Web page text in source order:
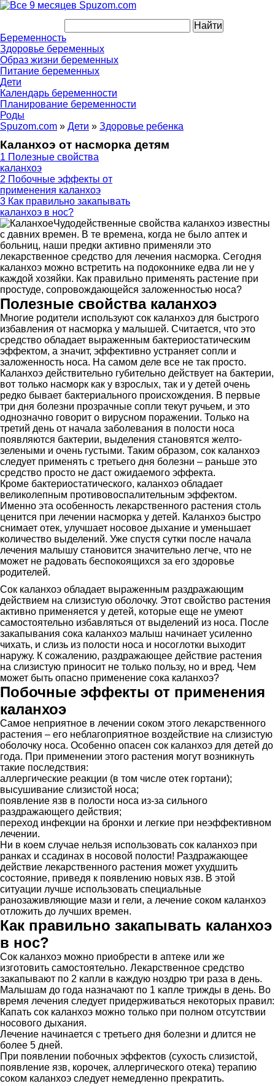
Беременность
Здоровье беременных
Образ жизни беременных
Питание беременных
Дети
Календарь беременности
Планирование беременности
Роды
Spuzom.com » Дети » Здоровье ребенка
Каланхоэ от насморка детям
1 Полезные свойства
каланхоэ
2 Побочные эффекты от
применения каланхоэ
3 Как правильно закапывать
каланхоэ в нос?
Чудодейственные свойства каланхоэ известны
с давних времен. В те времена, когда не было аптек и
больниц, наши предки активно применяли это
лекарственное средство для лечения насморка. Сегодня
каланхоэ можно встретить на подоконнике едва ли не у
каждой хозяйки. Как правильно применять растение при
простуде, сопровождающейся заложенностью носа?
Полезные свойства каланхоэ
Многие родители используют сок каланхоэ для быстрого
избавления от насморка у малышей. Считается, что это
средство обладает выраженным бактериостатическим
эффектом, а значит, эффективно устраняет сопли и
заложенность носа. На самом деле все не так просто.
Каланхоэ действительно губительно действует на бактерии,
вот только насморк как у взрослых, так и у детей очень
редко бывает бактериального происхождения. В первые
три дня болезни прозрачные сопли текут ручьем, и это
однозначно говорит о вирусном поражении. Только на
третий день от начала заболевания в полости носа
появляются бактерии, выделения становятся желто-
зелеными и очень густыми. Таким образом, сок каланхоэ
следует применять с третьего дня болезни – раньше это
средство просто не даст ожидаемого эффекта.
Кроме бактериостатического, каланхоэ обладает
великолепным противовоспалительным эффектом.
Именно эта особенность лекарственного растения столь
ценится при лечении насморка у детей. Каланхоэ быстро
снимает отек, улучшает носовое дыхание и уменьшает
количество выделений. Уже спустя сутки после начала
лечения малышу становится значительно легче, что не
может не радовать беспокоящихся за его здоровье
родителей.
Сок каланхоэ обладает выраженным раздражающим
действием на слизистую оболочку. Этот свойство растения
активно применяется у детей, которые еще не умеют
самостоятельно избавляться от выделений из носа. После
закапывания сока каланхоэ малыш начинает усиленно
чихать, и слизь из полости носа и носоглотки выходит
наружу. К сожалению, раздражающее действие растения
на слизистую приносит не только пользу, но и вред. Чем
может быть опасно применение сока каланхоэ?
Побочные эффекты от применения
каланхоэ
Самое неприятное в лечении соком этого лекарственного
растения – его неблагоприятное воздействие на слизистую
оболочку носа. Особенно опасен сок каланхоэ для детей до
года. При применении этого растения могут возникнуть
такие последствия:
аллергические реакции (в том числе отек гортани);
высушивание слизистой носа;
появление язв в полости носа из-за сильного
раздражающего действия;
переход инфекции на бронхи и легкие при неэффективном
лечении.
Ни в коем случае нельзя использовать сок каланхоэ при
ранках и ссадинах в носовой полости! Раздражающее
действие лекарственного растения может ухудшить
состояние, приведя к появлению новых язв. В этой
ситуации лучше использовать специальные
ранозаживляющие мази и гели, а лечение соком каланхоэ
отложить до лучших времен.
Как правильно закапывать каланхоэ
в нос?
Сок каланхоэ можно приобрести в аптеке или же
изготовить самостоятельно. Лекарственное средство
закапывают по 2 капли в каждую ноздрю три раза в день.
Малышам до года назначают по 1 капле трижды в день. Во
время лечения следует придерживаться некоторых правил:
Капать сок каланхоэ можно только при полном отсутствии
носового дыхания.
Лечение начинается с третьего дня болезни и длится не
более 5 дней.
При появлении побочных эффектов (сухость слизистой,
появление язв, корочек, аллергического отека) терапию
соком каланхоэ следует немедленно прекратить.